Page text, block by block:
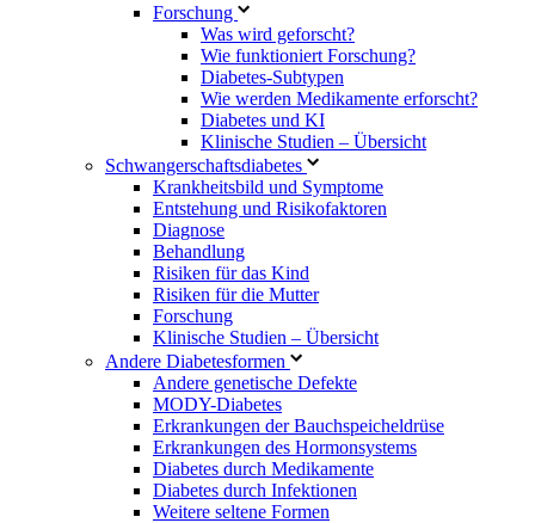
Forschung
Was wird geforscht?
Wie funktioniert Forschung?
Diabetes-Subtypen
Wie werden Medikamente erforscht?
Diabetes und KI
Klinische Studien – Übersicht
Schwangerschaftsdiabetes
Krankheitsbild und Symptome
Entstehung und Risikofaktoren
Diagnose
Behandlung
Risiken für das Kind
Risiken für die Mutter
Forschung
Klinische Studien – Übersicht
Andere Diabetesformen
Andere genetische Defekte
MODY-Diabetes
Erkrankungen der Bauchspeicheldrüse
Erkrankungen des Hormonsystems
Diabetes durch Medikamente
Diabetes durch Infektionen
Weitere seltene Formen